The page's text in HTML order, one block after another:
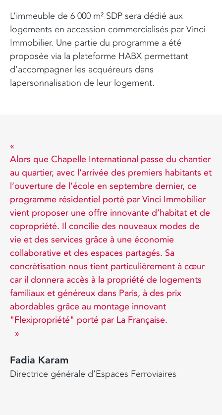
L’immeuble de 6 000 m² SDP sera dédié aux
logements en accession commercialisés par Vinci
Immobilier. Une partie du programme a été
proposée via la plateforme HABX permettant
d’accompagner les acquéreurs dans
lapersonnalisation de leur logement.
Alors que Chapelle International passe du chantier
au quartier, avec l’arrivée des premiers habitants et
l’ouverture de l’école en septembre dernier, ce
programme résidentiel porté par Vinci Immobilier
vient proposer une offre innovante d’habitat et de
copropriété. Il concilie des nouveaux modes de
vie et des services grâce à une économie
collaborative et des espaces partagés. Sa
concrétisation nous tient particulièrement à cœur
car il donnera accès à la propriété de logements
familiaux et généreux dans Paris, à des prix
abordables grâce au montage innovant
"Flexipropriété" porté par La Française.
Fadia Karam
Directrice générale d’Espaces Ferroviaires